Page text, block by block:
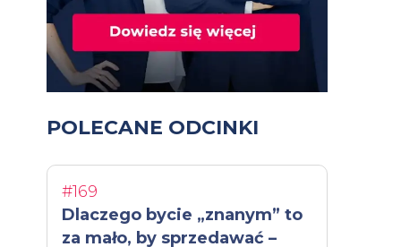
POLECANE ODCINKI
#169
Dlaczego bycie „znanym” to
za mało, by sprzedawać –